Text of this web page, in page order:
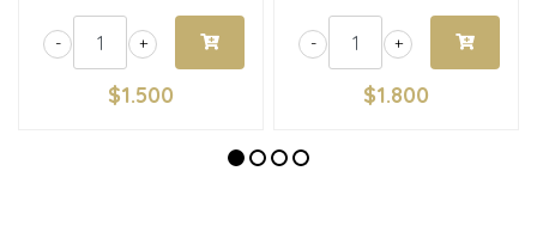
+
-
$1.500
+
-
$1.800